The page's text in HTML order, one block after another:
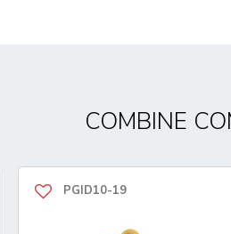
COMBINE
PGID10-19